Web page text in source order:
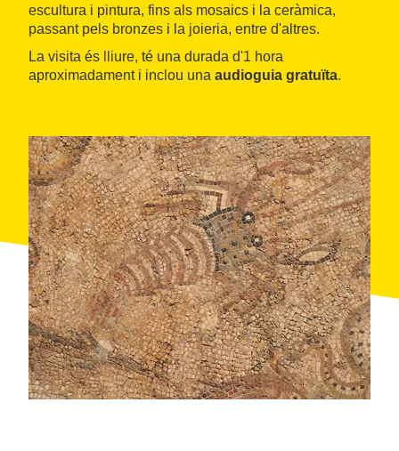
escultura i pintura, fins als mosaics i la ceràmica,
passant pels bronzes i la joieria, entre d'altres.
La visita és lliure, té una durada d'1 hora
aproximadament i inclou una audioguia gratuïta.